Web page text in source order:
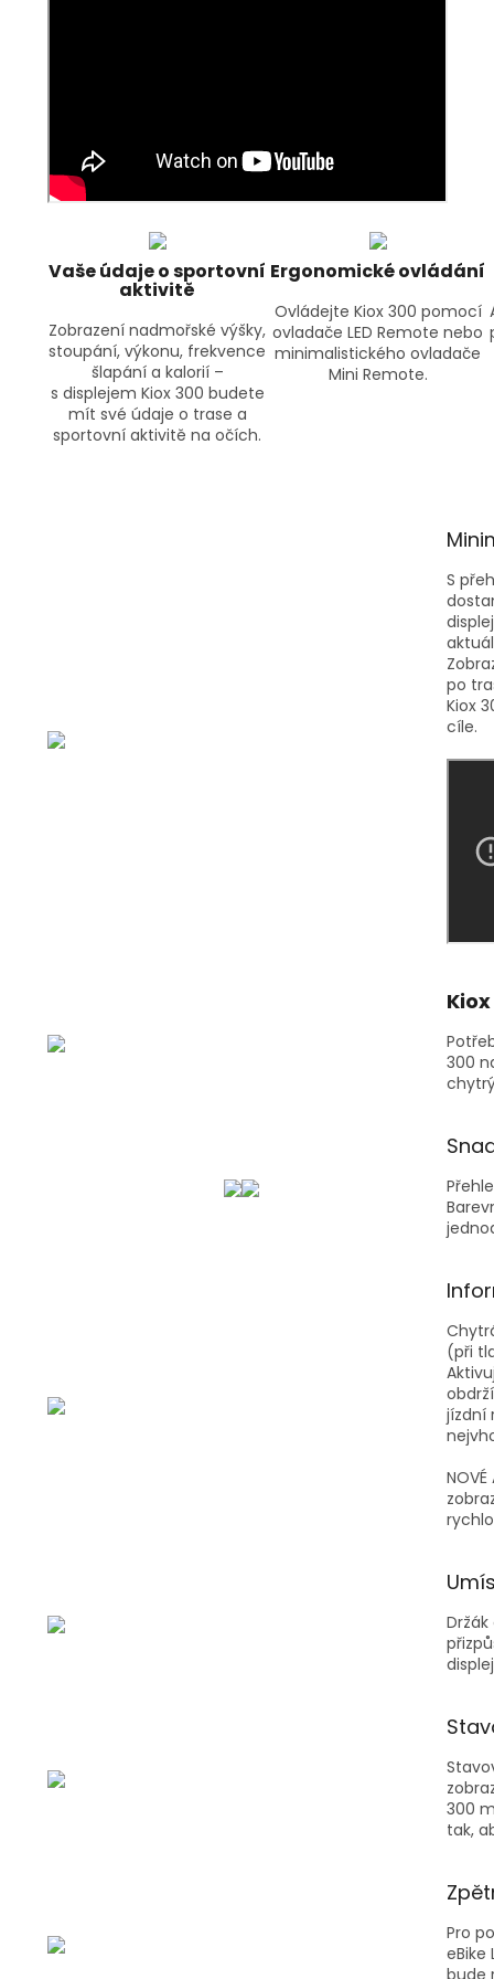
Vaše údaje o sportovní
aktivitě
Zobrazení nadmořské výšky,
stoupání, výkonu, frekvence
šlapání a kalorií –
s displejem Kiox 300 budete
mít své údaje o trase a
sportovní aktivitě na očích.
Ergonomické ovládání
Ovládejte Kiox 300 pomocí
ovladače LED Remote nebo
minimalistického ovladače
Mini Remote.
S
po
Kiox
cíle.
300
(při
jízdní
NOVÉ
300
tak,
Pro
bude